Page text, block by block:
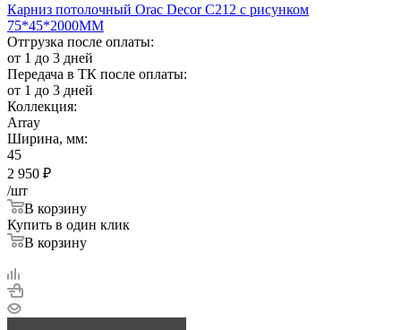
Карниз потолочный Orac Decor C212 с рисунком
75*45*2000ММ
Отгрузка после оплаты:
от 1 до 3 дней
Передача в ТК после оплаты:
от 1 до 3 дней
Коллекция:
Array
Ширина, мм:
45
2 950 ₽
/шт
В корзину
Купить в один клик
В корзину